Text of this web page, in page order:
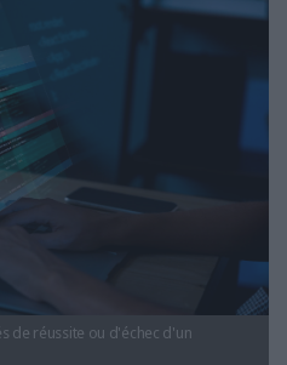
de réussite ou d'échec d'un